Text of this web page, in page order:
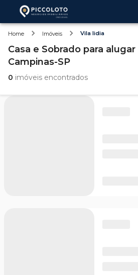
Home Imóveis Vila lidia
Casa e Sobrado para alugar
Campinas-SP
0 imóveis encontrados